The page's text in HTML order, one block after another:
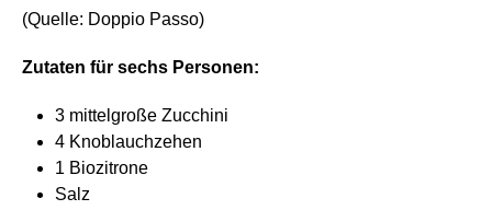
(Quelle: Doppio Passo)
Zutaten für sechs Personen:
3 mittelgroße Zucchini
4 Knoblauchzehen
1 Biozitrone
Salz